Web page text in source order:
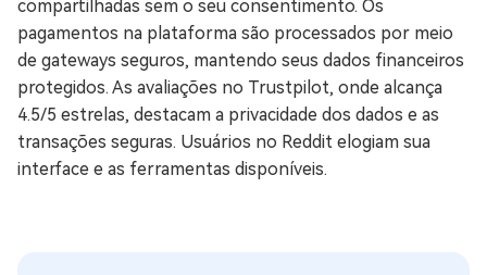
compartilhadas sem o seu consentimento. Os
pagamentos na plataforma são processados por meio
de gateways seguros, mantendo seus dados financeiros
protegidos. As avaliações no Trustpilot, onde alcança
4.5/5 estrelas, destacam a privacidade dos dados e as
transações seguras. Usuários no Reddit elogiam sua
interface e as ferramentas disponíveis.